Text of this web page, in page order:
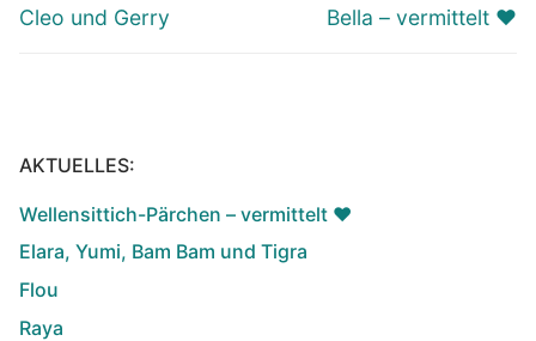
Vorheriger
Cleo und Gerry
Nächster
Bella – vermittelt ♥️
AKTUELLES:
Wellensittich-Pärchen – vermittelt ♥️
Elara, Yumi, Bam Bam und Tigra
Flou
Raya